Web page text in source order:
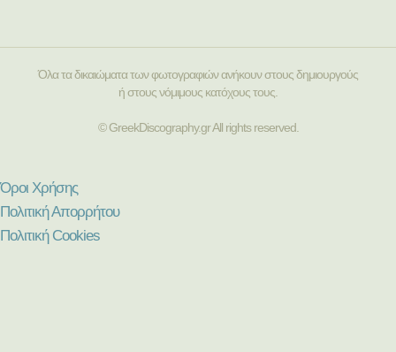
Όλα τα δικαιώματα των φωτογραφιών ανήκουν στους δημιουργούς
ή στους νόμιμους κατόχους τους.
© GreekDiscography.gr All rights reserved.
Όροι Χρήσης
Πολιτική Απορρήτου
Πολιτική Cookies